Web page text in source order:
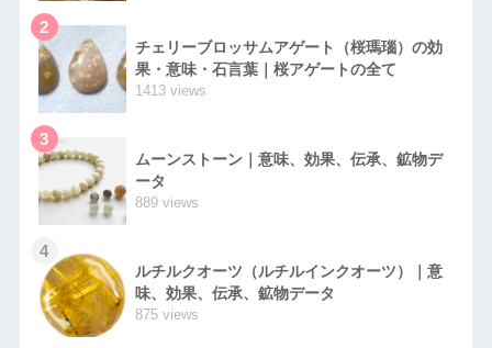
2
チェリーブロッサムアゲート（桜瑪瑙）の効
果・意味・石言葉｜桜アゲートの全て
1413 views
3
ムーンストーン｜意味、効果、伝承、鉱物デ
ータ
889 views
4
ルチルクオーツ（ルチルインクオーツ）｜意
味、効果、伝承、鉱物データ
875 views